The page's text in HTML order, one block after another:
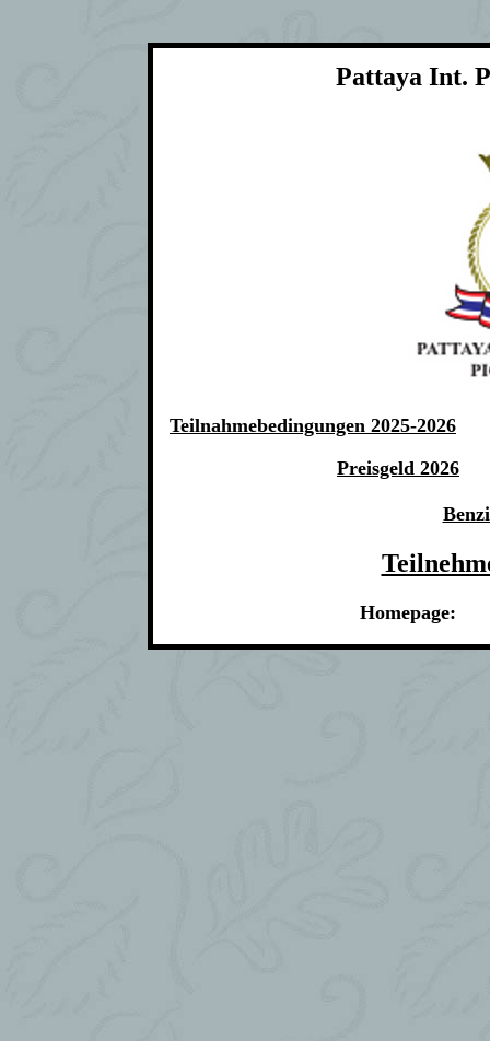
Pattaya Int.
Teilnahmebedingungen 2025-2026
Preisgeld 2026